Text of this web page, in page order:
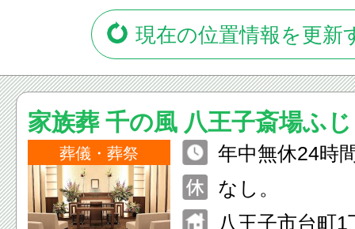
現在の位置情報を更新
家族葬 千の風 八王子斎場ふ
葬儀・葬祭
年中無休24時
なし。
八王子市台町